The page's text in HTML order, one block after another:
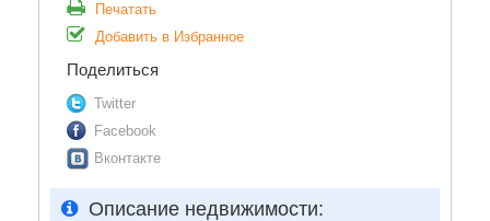
Печатать
Добавить в Избранное
Поделиться
Twitter
Facebook
Вконтакте
Описание недвижимости: